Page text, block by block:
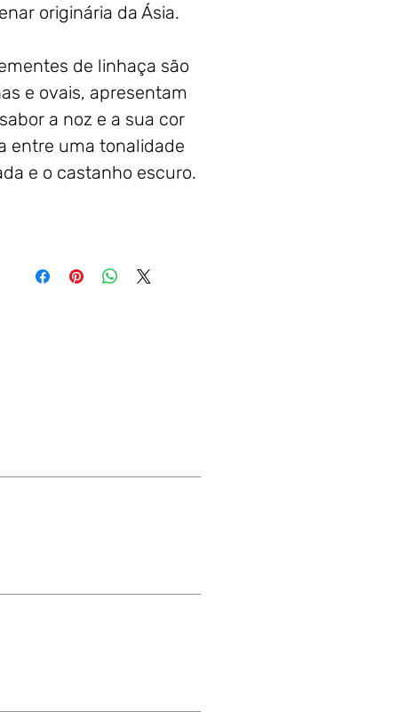
originária da Ásia.
de linhaça são
e ovais, apresentam
a noz e a sua cor
entre uma tonalidade
e o castanho escuro.
ser
de pigmentos